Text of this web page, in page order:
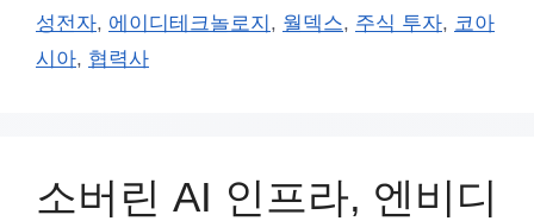
리
그
성전자, 에이디테크놀로지 , 월덱스, 주식 투자, 코아
시아, 협력사
소버린 AI 인프라, 엔비디